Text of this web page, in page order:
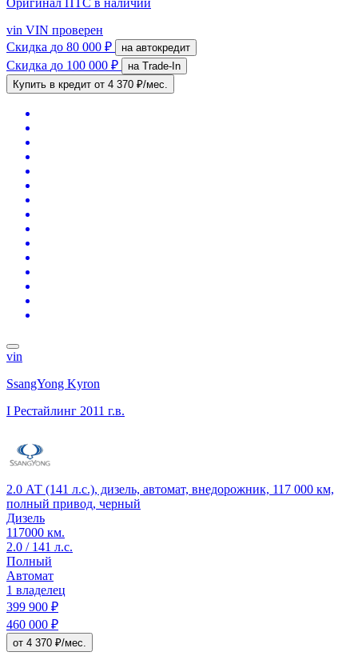
vin VIN проверен
Скидка до 80 000 ₽ на автокредит
Скидка до 100 000 ₽
на Trade-In
Купить в кредит от 4 370 ₽/мес.
vin
SsangYong Kyron
I Рестайлинг 2011 г.в.
2.0 АТ (141 л.с.), дизель, автомат, внедорожник, 117 000 км,
полный привод, черный
Дизель
117000 км.
2.0 / 141 л.с.
Полный
Автомат
1 владелец
399 900 ₽
460 000 ₽
от 4 370 ₽/мес.